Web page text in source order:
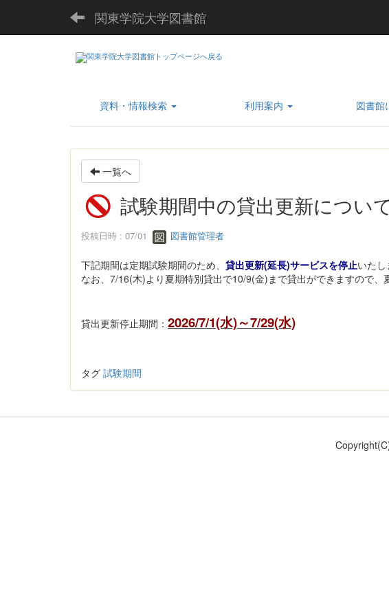
関東学院大学図書館
資料・情報検索 利用案内 図書館
一覧へ
試験期間中の貸出更新につい
投稿日時 : 07/01 図書館管理者
下記期間は定期試験期間のため、 貸出更新(延長)サービスを停止いたし
なお、7/16(木)より夏期特別貸出で10/9(金)まで貸出ができますので、
貸出更新停止期間： 2026/7/1(水)～7/29(水)
タグ 試験期間